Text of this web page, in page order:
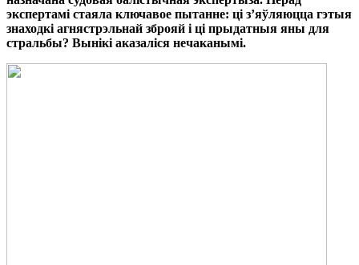
экспертамі стаяла ключавое пытанне: ці з’яўляюцца гэтыя
знаходкі агнястрэльнай зброяй і ці прыдатныя яны для
стральбы? Вынікі аказаліся нечаканымі.